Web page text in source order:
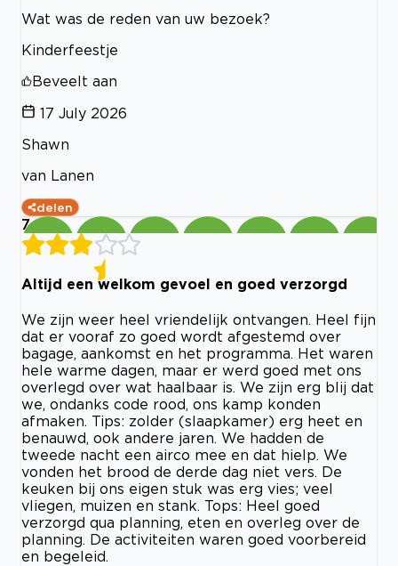
Wat was de reden van uw bezoek?
Kinderfeestje
Beveelt aan
17 July 2026
Shawn
van Lanen
delen
7
Altijd een welkom gevoel en goed verzorgd
We zijn weer heel vriendelijk ontvangen. Heel fijn
dat er vooraf zo goed wordt afgestemd over
bagage, aankomst en het programma. Het waren
hele warme dagen, maar er werd goed met ons
overlegd over wat haalbaar is. We zijn erg blij dat
we, ondanks code rood, ons kamp konden
afmaken. Tips: zolder (slaapkamer) erg heet en
benauwd, ook andere jaren. We hadden de
tweede nacht een airco mee en dat hielp. We
vonden het brood de derde dag niet vers. De
keuken bij ons eigen stuk was erg vies; veel
vliegen, muizen en stank. Tops: Heel goed
verzorgd qua planning, eten en overleg over de
planning. De activiteiten waren goed voorbereid
en begeleid.